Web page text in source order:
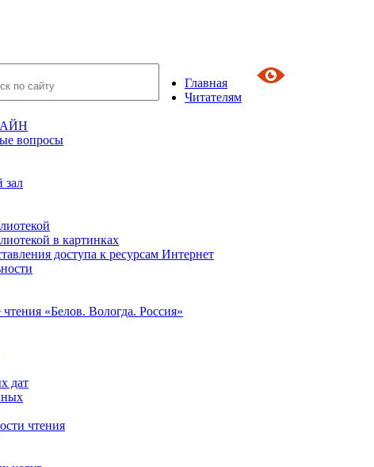
Главная
Читателям
вопросы
зал
в картинках
доступа к ресурсам Интернет
«Белов. Вологда. Россия»
дат
чтения